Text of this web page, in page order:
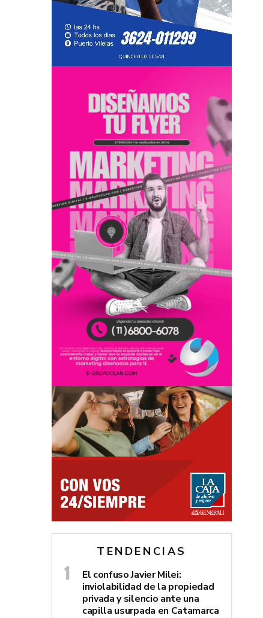
TENDENCIAS
El confuso Javier Milei:
inviolabilidad de la propiedad
privada y silencio ante una
capilla usurpada en Catamarca